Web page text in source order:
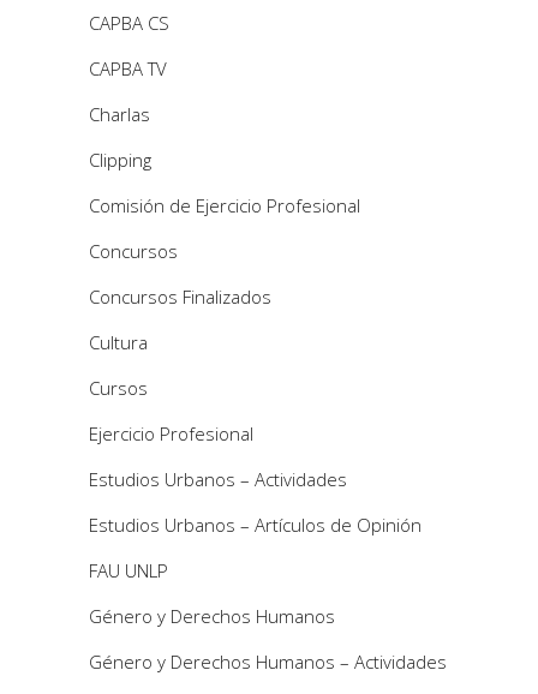
CAPBA CS
CAPBA TV
Charlas
Clipping
Comisión de Ejercicio Profesional
Concursos
Concursos Finalizados
Cultura
Cursos
Ejercicio Profesional
Estudios Urbanos – Actividades
Estudios Urbanos – Artículos de Opinión
FAU UNLP
Género y Derechos Humanos
Género y Derechos Humanos – Actividades